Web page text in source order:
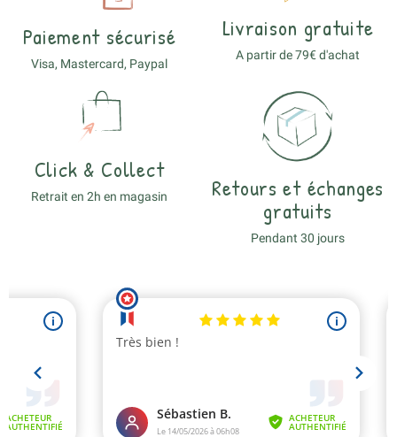
Paiement sécurisé
Visa, Mastercard, Paypal
Livraison gratuite
A partir de 79€ d'achat
Click & Collect
Retrait en 2h en magasin
Retours et échanges
gratuits
Pendant 30 jours